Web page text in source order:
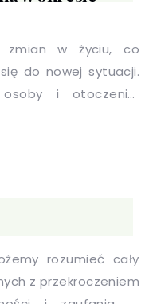
zmian w życiu, co
do nowej sytuacji.
i otoczenie,
tym, co dzieje się z
tym, co dzieje się w
rozumieć cały
z przekroczeniem